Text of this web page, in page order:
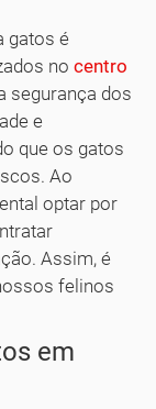
gatos é
no centro
segurança dos
e
que os gatos
Ao
optar por
Assim, é
felinos
em